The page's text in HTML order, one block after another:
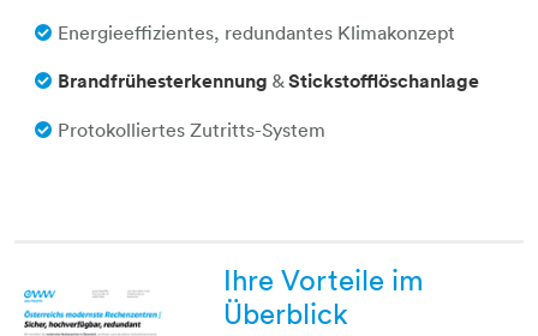
Energieeffizientes, redundantes Klimakonzept
Brandfrühesterkennung & Stickstofflöschanlage
Protokolliertes Zutritts-System
Ihre Vorteile im
Überblick